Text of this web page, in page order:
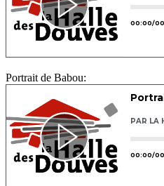
Portrait de Babou: